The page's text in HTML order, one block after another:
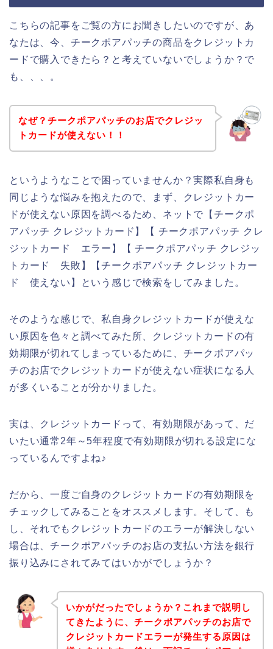
こちらの記事をご覧の方にお聞きしたいのですが、あ
なたは、今、チークポアパッチの商品をクレジットカ
ードで購入できたら？と考えていないでしょうか？で
も、、、。
なぜ？チークポアパッチのお店でクレジッ
トカードが使えない！！
というようなことで困っていませんか？実際私自身も
同じような悩みを抱えたので、まず、クレジットカー
ドが使えない原因を調べるため、ネットで【チークポ
アパッチ クレジットカード】【 チークポアパッチ クレ
ジットカード エラー】【 チークポアパッチ クレジッ
トカード 失敗】【チークポアパッチ クレジットカー
ド 使えない】という感じで検索をしてみました。
そのような感じで、私自身クレジットカードが使えな
い原因を色々と調べてみた所、クレジットカードの有
効期限が切れてしまっているために、チークポアパッ
チのお店でクレジットカードが使えない症状になる人
が多くいることが分かりました。
実は、クレジットカードって、有効期限があって、だ
いたい通常2年～5年程度で有効期限が切れる設定にな
っているんですよね♪
だから、一度ご自身のクレジットカードの有効期限を
チェックしてみることをオススメします。そして、も
し、それでもクレジットカードのエラーが解決しない
場合は、チークポアパッチのお店の支払い方法を銀行
振り込みにされてみてはいかがでしょうか？
いかがだったでしょうか？これまで説明し
てきたように、チークポアパッチのお店で
クレジットカードエラーが発生する原因は